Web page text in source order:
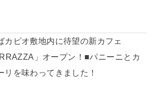
カピオ敷地内に待望の新カフェ
」オープン！■パニーニとカ
リを味わってきました！